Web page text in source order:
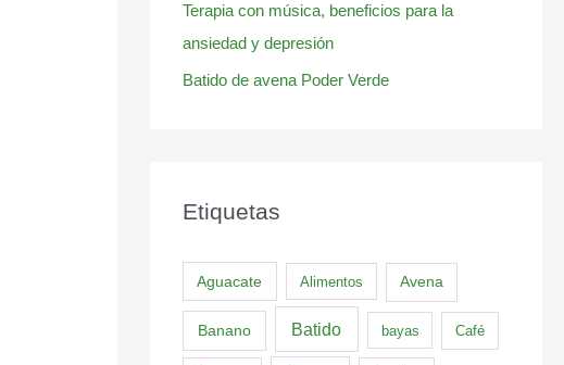
Terapia con música, beneficios para la
ansiedad y depresión
Batido de avena Poder Verde
Etiquetas
Aguacate Alimentos Avena
Banano Batido bayas Café